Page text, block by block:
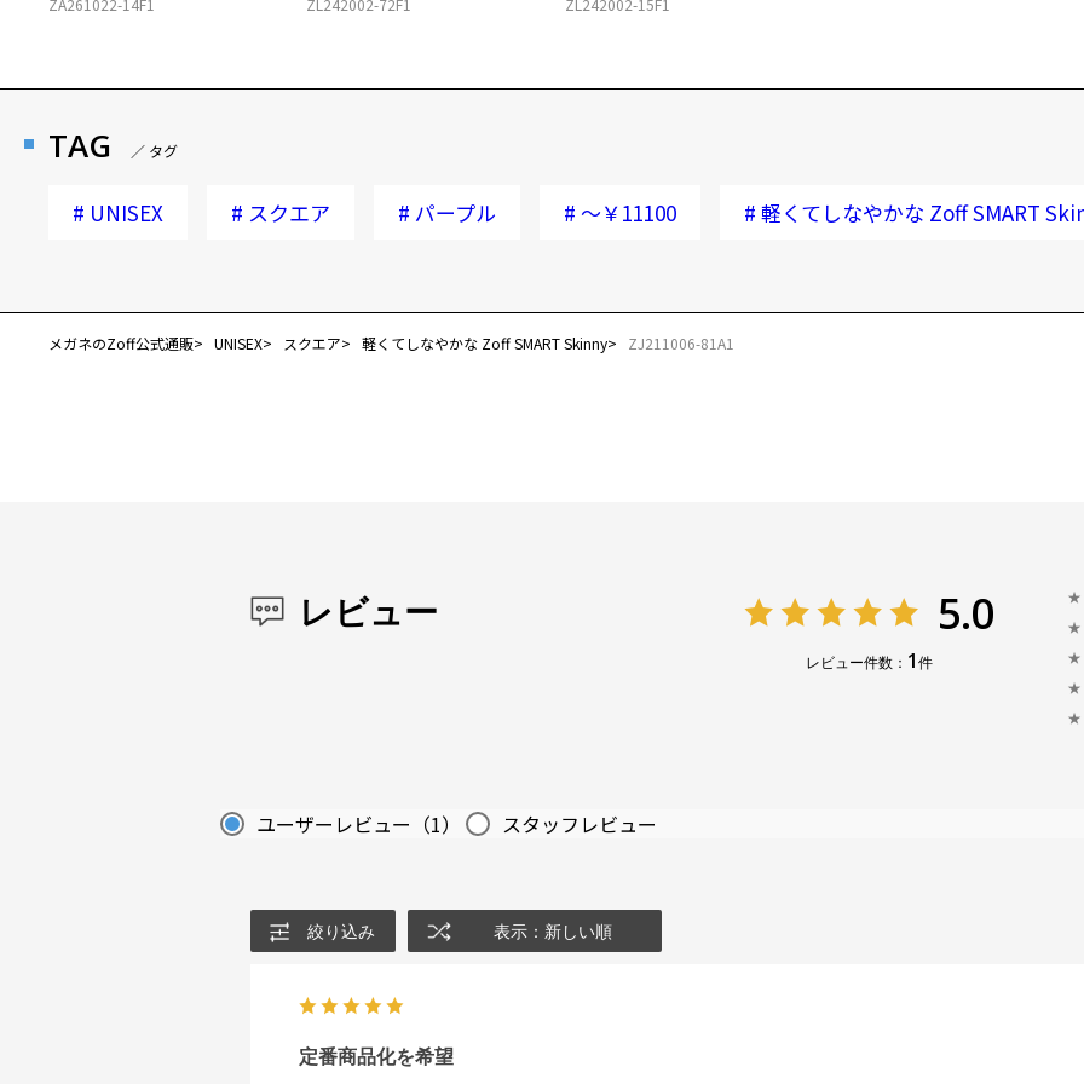
ZA261022-14F1 ZL242002-72F1 ZL242002-15F1
TAG ／ タグ
# UNISEX # スクエア # パープル # ～￥11100 # 軽くてしなやかな Zoff SMART
メガネのZoff公式通販 UNISEX スクエア 軽くてしなやかな Zoff SMART Skinny ZJ211006-81A1
レビュー 5.0
レビュー件数： 1件
★
★
★
★
★
ユーザーレビュー （1） スタッフレビュー
絞り込み 表示：新しい順
定番商品化を希望